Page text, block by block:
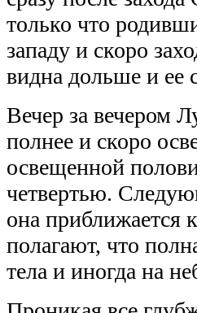
только что
западу и скоро
видна дольше и ее
Вечер за вечером
полнее и скоро
освещенной
четвертью.
она приближается
полагают, что
тела и иногда на